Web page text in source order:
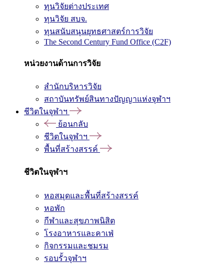
ทุนวิจัยต่างประเทศ
ทุนวิจัย สบจ.
ทุนสนับสนุนยุทธศาสตร์การวิจัย
The Second Century Fund Office (C2F)
หน่วยงานด้านการวิจัย
สำนักบริหารวิจัย
สถาบันทรัพย์สินทางปัญญาแห่งจุฬาฯ
ชีวิตในจุฬาฯ
ย้อนกลับ
ชีวิตในจุฬาฯ
พื้นที่สร้างสรรค์
ชีวิตในจุฬาฯ
หอสมุดและพื้นที่สร้างสรรค์
หอพัก
กีฬาและสุขภาพนิสิต
โรงอาหารและคาเฟ่
กิจกรรมและชมรม
รอบรั้วจุฬาฯ